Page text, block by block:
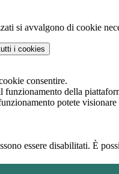
si avvalgono di cookie
i cookies
consentire.
funzionamento della
potete visionare
essere disabilitati. È